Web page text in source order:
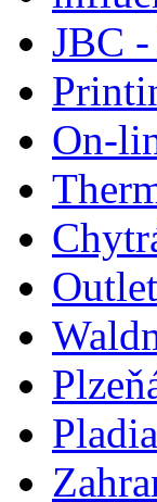
JBC
On-